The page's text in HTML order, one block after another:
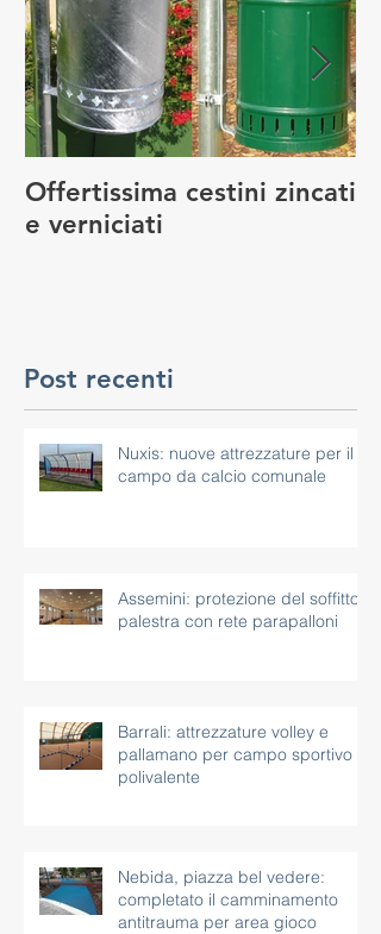
Offertissima cestini zincati
e verniciati
Post recenti
Nuxis: nuove attrezzature per il
campo da calcio comunale
Assemini: protezione del soffitto
palestra con rete parapalloni
Barrali: attrezzature volley e
pallamano per campo sportivo
polivalente
Nebida, piazza bel vedere:
completato il camminamento
antitrauma per area gioco